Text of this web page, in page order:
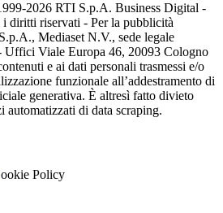
2026 RTI S.p.A. Business Digital -
diritti riservati - Per la pubblicità
Mediaset N.V., sede legale
Uffici Viale Europa 46, 20093 Cologno
e ai dati personali trasmessi e/o
funzionale all’addestramento di
generativa. È altresì fatto divieto
automatizzati di data scraping.
Policy